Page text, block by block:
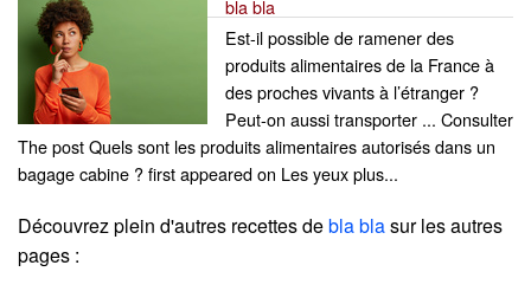
bla bla
Est-il possible de ramener des
produits alimentaires de la France à
des proches vivants à l’étranger ?
Peut-on aussi transporter ... Consulter
The post Quels sont les produits alimentaires autorisés dans un
bagage cabine ? first appeared on Les yeux plus...
Découvrez plein d'autres recettes debla blasur les autres
pages :